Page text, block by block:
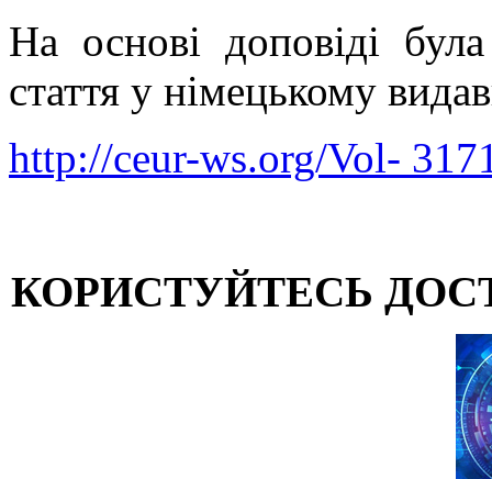
На основі доповіді
стаття у німецькому
http://ceur-ws.org/Vol-
КОРИСТУЙТЕСЬ